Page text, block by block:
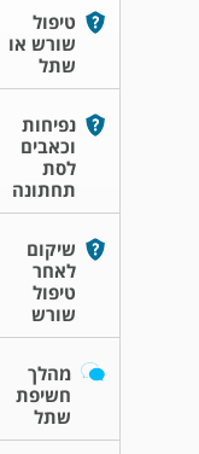
טיפול
שורש או
שתל
נפיחות
וכאבים
לסת
תחתונה
שיקום
לאחר
טיפול
שורש
מהלך
חשיפת
שתל